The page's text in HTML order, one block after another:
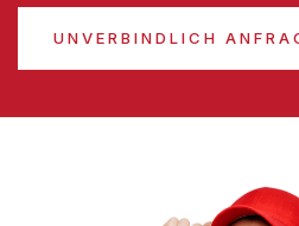
UNVERBINDLICH